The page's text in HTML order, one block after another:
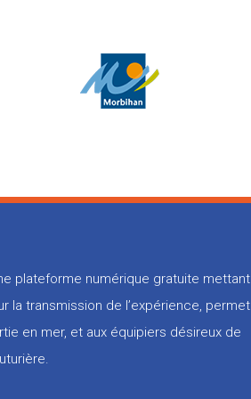
plateforme numérique gratuite mettant
la transmission de l’expérience, permet
en mer, et aux équipiers désireux de